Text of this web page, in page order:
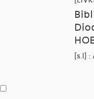
[s.l] :